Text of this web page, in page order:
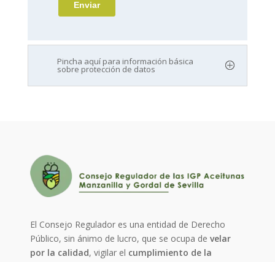
Pincha aquí para información básica
sobre protección de datos
El Consejo Regulador es una entidad de Derecho
Público, sin ánimo de lucro, que se ocupa develar
por la calidad, vigilar el cumplimiento de la